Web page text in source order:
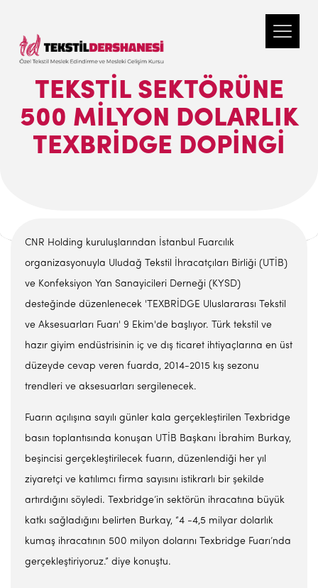
TEKSTIL SEKTÖRÜNE
500 MILYON DOLARLIK
TEXBRIDGE DOPINGI
CNR Holding kuruluşlarından İstanbul Fuarcılık
organizasyonuyla Uludağ Tekstil İhracatçıları Birliği (UTİB)
ve Konfeksiyon Yan Sanayicileri Derneği (KYSD)
desteğinde düzenlenecek 'TEXBRİDGE Uluslararası Tekstil
ve Aksesuarları Fuarı' 9 Ekim'de başlıyor. Türk tekstil ve
hazır giyim endüstrisinin iç ve dış ticaret ihtiyaçlarına en üst
düzeyde cevap veren fuarda, 2014-2015 kış sezonu
trendleri ve aksesuarları sergilenecek.
Fuarın açılışına sayılı günler kala gerçekleştirilen Texbridge
basın toplantısında konuşan UTİB Başkanı İbrahim Burkay,
beşincisi gerçekleştirilecek fuarın, düzenlendiği her yıl
ziyaretçi ve katılımcı firma sayısını istikrarlı bir şekilde
artırdığını söyledi. Texbridge’in sektörün ihracatına büyük
katkı sağladığını belirten Burkay, “4 -4,5 milyar dolarlık
kumaş ihracatının 500 milyon dolarını Texbridge Fuarı’nda
gerçekleştiriyoruz.” diye konuştu.